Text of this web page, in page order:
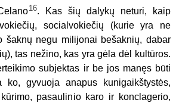
16. Kas šių dalykų neturi, kaip
socialvokiečių (kurie yra ne
šaknų negu milijonai bešaknių, dabar
tas nežino, kas yra gėla dėl kultūros.
subjektas ir be jos manęs būti
gyvuoja anapus kunigaikštystės,
pasaulinio karo ir konclagerio,